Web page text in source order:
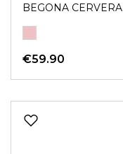
BEGONA CERVERA
€59.90